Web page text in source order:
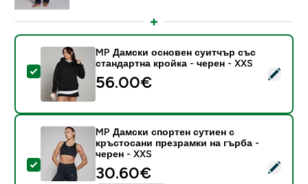
Select this product - MP Дамски основен суитчър
MP Дамски основен суитчър със
стандартна кройка - черен - XXS
56.00€‎
Select this product - MP Дамски спортен сутиен с
MP Дамски спортен сутиен с
кръстосани презрамки на гърба -
черен - XXS
discounted price
30.60€‎